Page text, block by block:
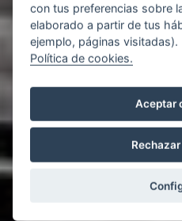
con tus preferencias sobre
elaborado a partir de tus
ejemplo, páginas visitadas).
Política de cookies.
Aceptar